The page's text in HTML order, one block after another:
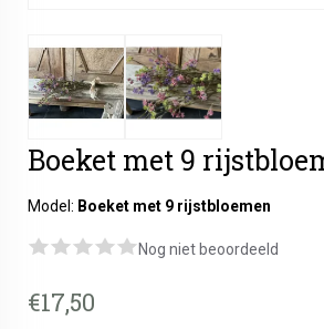
Boeket met 9
Model: Boeket met 9 rijstbloemen
Nog niet beoordeeld
€17,50